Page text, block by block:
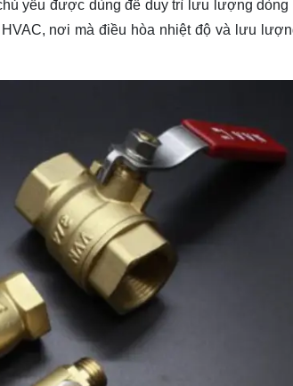
yếu được dùng để duy trì lưu lượng dòng
nơi mà điều hòa nhiệt độ và lưu